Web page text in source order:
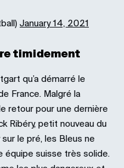
January 14, 2021
timidement
qu’a démarré le
France. Malgré la
retour pour une dernière
Ribéry, petit nouveau du
le pré, les Bleus ne
équipe suisse très solide.